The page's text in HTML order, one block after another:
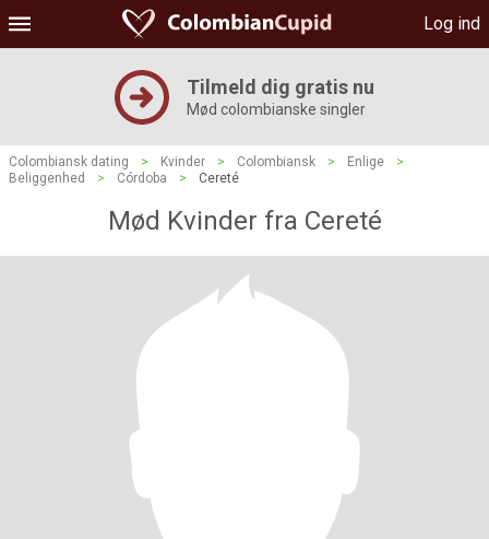
Log ind
Tilmeld dig gratis nu
Mød colombianske singler
Colombiansk dating > Kvinder > Colombiansk > Enlige
>
Beliggenhed
> Córdoba > Cereté
Mød Kvinder fra Cereté